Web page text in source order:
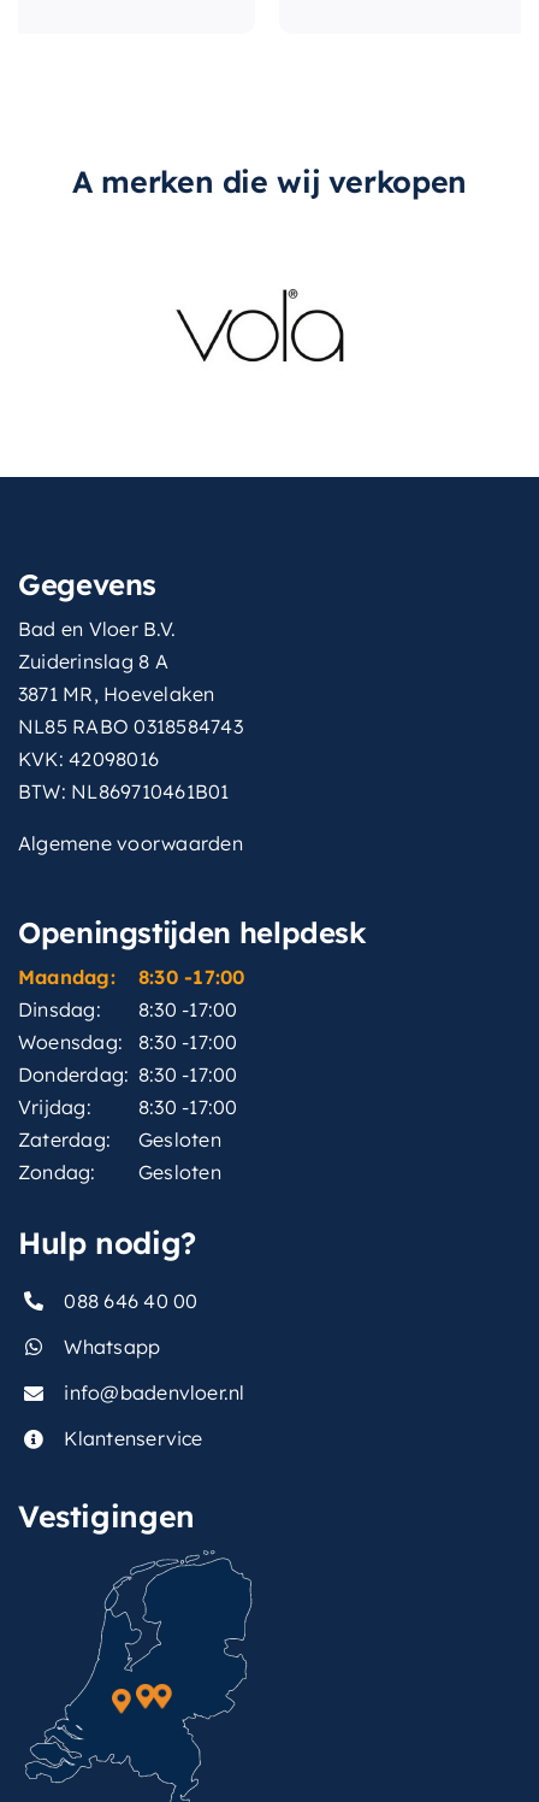
A merken die wij verkopen
Gegevens
Bad en Vloer B.V.
Zuiderinslag 8 A
3871 MR, Hoevelaken
NL85 RABO 0318584743
KVK: 42098016
BTW: NL869710461B01
Algemene voorwaarden
Openingstijden helpdesk
Maandag:
8:30 -17:00
Dinsdag:
8:30 -17:00
Woensdag:
8:30 -17:00
Donderdag: 8:30 -17:00
Vrijdag:
8:30 -17:00
Zaterdag:
Gesloten
Zondag:
Gesloten
Hulp nodig?
088 646 40 00
Whatsapp
info@badenvloer.nl
Klantenservice
Vestigingen